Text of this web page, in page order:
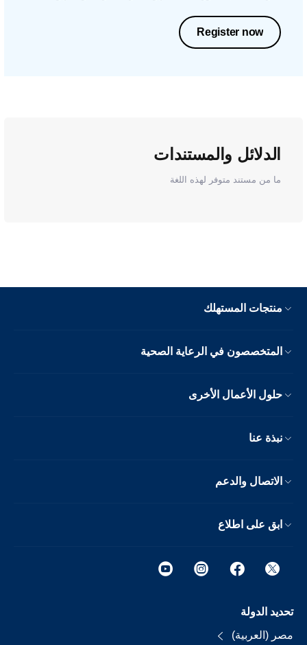
Register now
الدلائل والمستندات
ما من مستند متوفر لهذه اللغة
منتجات المستهلك
المتخصصون في الرعاية الصحية
حلول الأعمال الأخرى
نبذة عنا
الاتصال والدعم
ابق على اطلاع
تحديد الدولة
مصر (العربية)